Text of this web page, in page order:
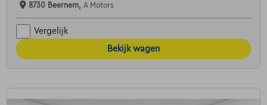
8730 Beernem, A Motors
Vergelijk
Bekijk wagen